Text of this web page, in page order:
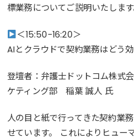
標業務についてご説明いたします
＜15:50-16:20＞
AIとクラウドで契約業務はどう
登壇者：弁護士ドットコム株式
ケティング部 稲葉 誠人 氏
人の目と紙で行ってきた契約業
せています。 これによりヒュー